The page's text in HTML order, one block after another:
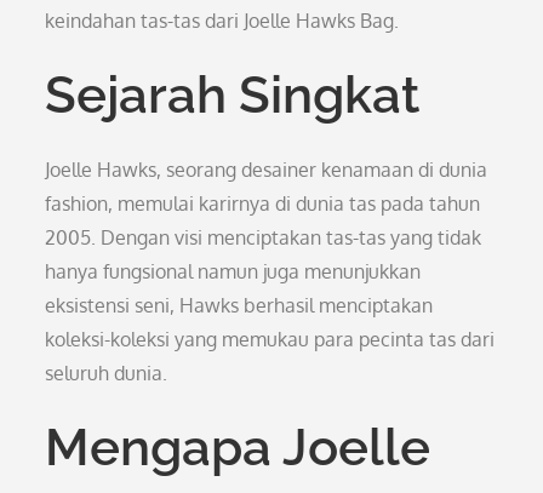
keindahan tas-tas dari Joelle Hawks Bag.
Sejarah Singkat
Joelle Hawks, seorang desainer kenamaan di dunia
fashion, memulai karirnya di dunia tas pada tahun
2005. Dengan visi menciptakan tas-tas yang tidak
hanya fungsional namun juga menunjukkan
eksistensi seni, Hawks berhasil menciptakan
koleksi-koleksi yang memukau para pecinta tas dari
seluruh dunia.
Mengapa Joelle